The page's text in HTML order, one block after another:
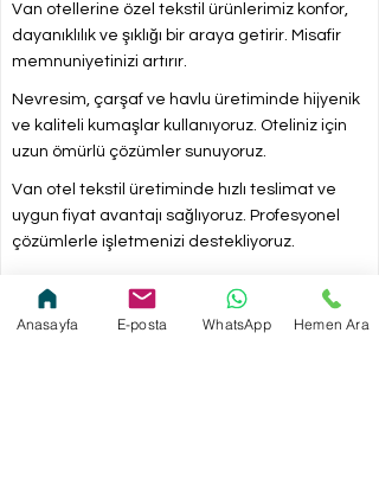
Van otellerine özel tekstil ürünlerimiz konfor,
dayanıklılık ve şıklığı bir araya getirir. Misafir
memnuniyetinizi artırır.
Nevresim, çarşaf ve havlu üretiminde hijyenik
ve kaliteli kumaşlar kullanıyoruz. Oteliniz için
uzun ömürlü çözümler sunuyoruz.
Van otel tekstil üretiminde hızlı teslimat ve
uygun fiyat avantajı sağlıyoruz. Profesyonel
çözümlerle işletmenizi destekliyoruz.
Anasayfa E-posta WhatsApp Hemen Ara